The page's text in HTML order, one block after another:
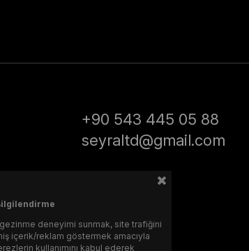
+90 543 445 05 88
seyraltd@gmail.com
deneyimi sunmak, site trafiğini
içerik/reklam göstermek amacıyla
kullanımını kabul ederek